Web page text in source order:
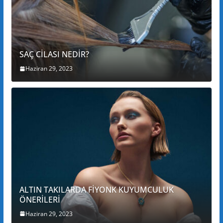
SAÇ CİLASI NEDİR?
Haziran 29, 2023
ALTIN TAKILARDA FİYONK KUYUMCULUK
ÖNERİLERİ
Haziran 29, 2023